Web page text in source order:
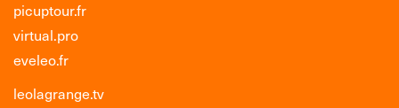
picuptour.fr
virtual.pro
eveleo.fr
leolagrange.tv